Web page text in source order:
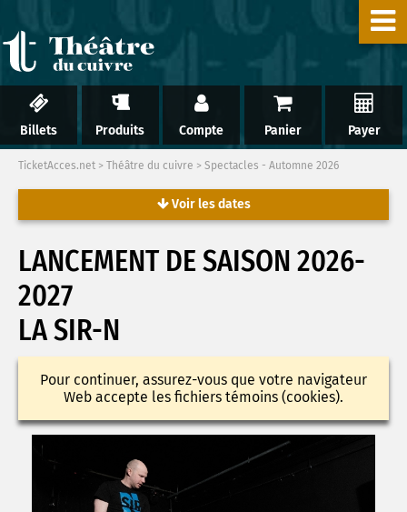
Billets Produits Compte Panier Payer
TicketAcces.net > Théâtre du cuivre > Spectacles - Automne 2026
Voir les dates
LANCEMENT DE SAISON 2026-
2027
LA SIR-N
Pour continuer, assurez-vous que votre navigateur
Web accepte les fichiers témoins (cookies).